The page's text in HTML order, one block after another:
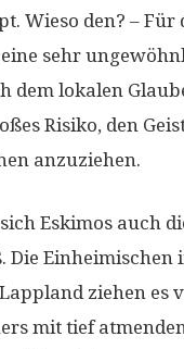
Wieso den? – Für
sehr
dem lokalen
Risiko, den
anzuziehen.
Eskimos auch
Die Einheimischen
ziehen es
mit tief